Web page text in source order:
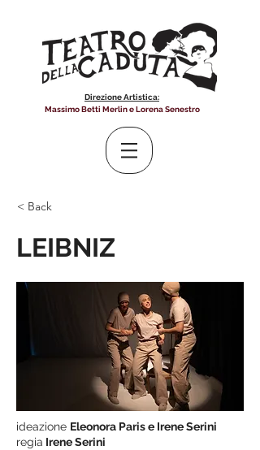
Direzione Artistica:
Massimo Betti Merlin e Lorena Senestro
< Back
LEIBNIZ
ideazione Eleonora Paris e Irene Serini
regia Irene Serini